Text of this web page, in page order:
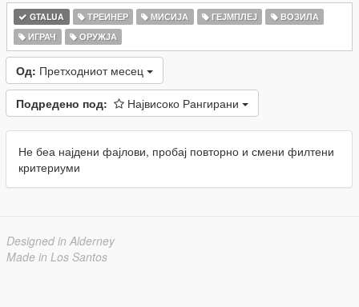
GTALUA ТРЕИНЕР МИСИЈА ГЕЈМПЛЕЈ
ВОЗИЛА
ИГРАЧ
ОРУЖЈА
Од: Претходниот месец
Подредено под: Највисоко Рангирани
Не беа најдени фајлови, пробај повторно и смени филтени
критериуми
Designed in Alderney
Made in Los Santos